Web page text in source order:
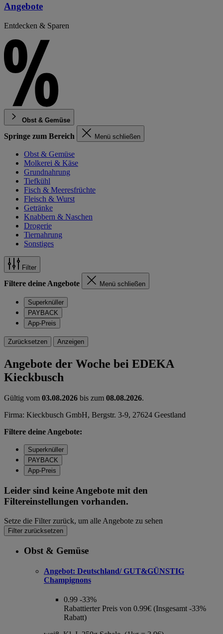
Angebote
Entdecken & Sparen
Obst & Gemüse
Springe zum Bereich Menü schließen
Obst & Gemüse
Molkerei & Käse
Grundnahrung
Tiefkühl
Fisch & Meeresfrüchte
Fleisch & Wurst
Getränke
Knabbern & Naschen
Drogerie
Tiernahrung
Sonstiges
Filter
Filtere deine Angebote Menü schließen
Superknüller
PAYBACK
App-Preis
Zurücksetzen Anzeigen
Angebote der Woche bei EDEKA
Kieckbusch
Gültig vom 03.08.2026 bis zum 08.08.2026.
Firma: Kieckbusch GmbH, Bergstr. 3-9, 27624 Geestland
Filtere deine Angebote:
Superknüller
PAYBACK
App-Preis
Leider sind keine Angebote mit den
Filtereinstellungen vorhanden.
Setze die Filter zurück, um alle Angebote zu sehen
Filter zurücksetzen
Obst & Gemüse
Angebot: Deutschland/ GUT&GÜNSTIG
Champignons
0.99 -33%
Rabattierter Preis von 0.99€ (Insgesamt -33%
Rabatt)